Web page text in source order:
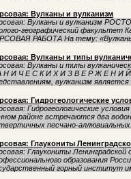
Вулканы и вулканизм
Вулканы и вулканизм
географический факультет
РАБОТА На тему:
Вулканы и типы
Вулканы и типы
Н И Ч Е С К И Х И З В Е Р Ж Е Н И
вулканизм
Гидрогеологические
Гидрогеологические
районе встречаются два
песчано-
Глаукониты
Глаукониты
образования
горный институт